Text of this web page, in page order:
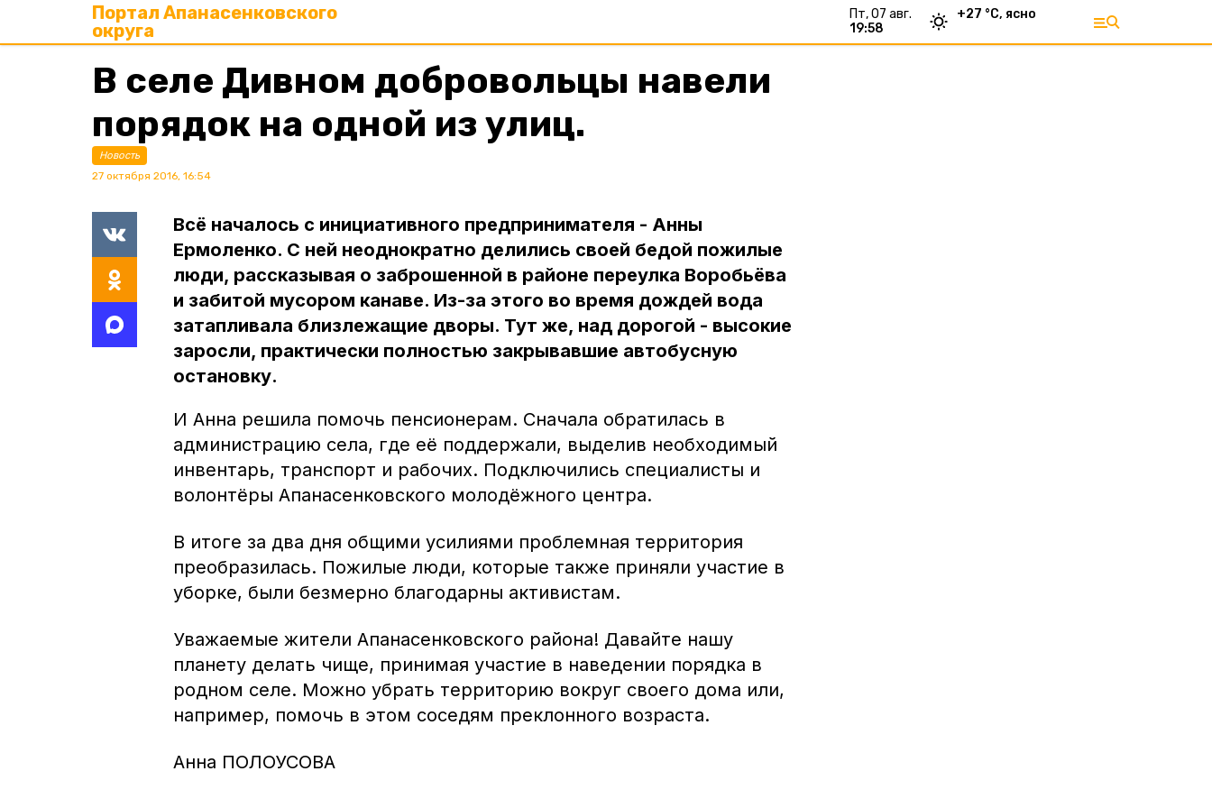
Портал Апанасенковского
округа
пт, 07 авг.
19:58
+27 °С, ясно
В селе Дивном добровольцы навели
порядок на одной из улиц.
Новость
27 октября 2016, 16:54
Всё началось с инициативного предпринимателя - Анны
Ермоленко. С ней неоднократно делились своей бедой пожилые
люди, рассказывая о заброшенной в районе переулка Воробьёва
и забитой мусором канаве. Из-за этого во время дождей вода
затапливала близлежащие дворы. Тут же, над дорогой - высокие
заросли, практически полностью закрывавшие автобусную
остановку.
И Анна решила помочь пенсионерам. Сначала обратилась в
администрацию села, где её поддержали, выделив необходимый
инвентарь, транспорт и рабочих. Подключились специалисты и
волонтёры Апанасенковского молодёжного центра.
В итоге за два дня общими усилиями проблемная территория
преобразилась. Пожилые люди, которые также приняли участие в
уборке, были безмерно благодарны активистам.
Уважаемые жители Апанасенковского района! Давайте нашу
планету делать чище, принимая участие в наведении порядка в
родном селе. Можно убрать территорию вокруг своего дома или,
например, помочь в этом соседям преклонного возраста.
Анна ПОЛОУСОВА